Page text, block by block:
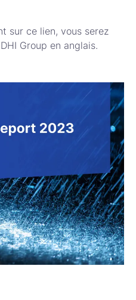
sur ce lien, vous serez
Group en anglais.